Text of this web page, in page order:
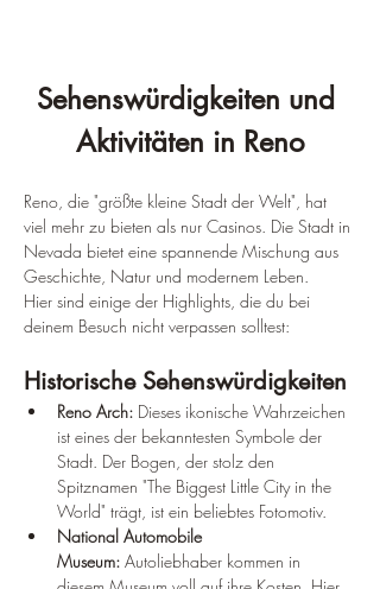
Sehenswürdigkeiten und
Aktivitäten in Reno
Reno, die "größte kleine Stadt der Welt", hat
viel mehr zu bieten als nur Casinos. Die Stadt in
Nevada bietet eine spannende Mischung aus
Geschichte, Natur und modernem Leben.
Hier sind einige der Highlights, die du bei
deinem Besuch nicht verpassen solltest:
Historische Sehenswürdigkeiten
Reno Arch: Dieses ikonische Wahrzeichen
ist eines der bekanntesten Symbole der
Stadt. Der Bogen, der stolz den
Spitznamen "The Biggest Little City in the
World" trägt, ist ein beliebtes Fotomotiv.
National Automobile
Museum: Autoliebhaber kommen in